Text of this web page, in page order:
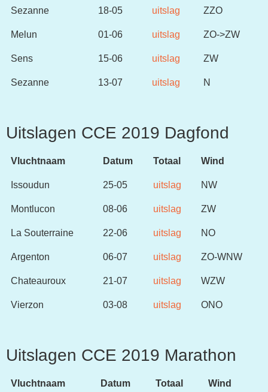
Sezanne 18-05 uitslag ZZO
Melun 01-06 uitslag ZO->ZW
Sens 15-06 uitslag ZW
Sezanne 13-07 uitslag N
Uitslagen CCE 2019 Dagfond
Vluchtnaam Datum Totaal Wind
Issoudun 25-05 uitslag NW
Montlucon 08-06 uitslag ZW
La Souterraine 22-06 uitslag NO
Argenton 06-07 uitslag ZO-WNW
Chateauroux 21-07 uitslag WZW
Vierzon 03-08 uitslag ONO
Uitslagen CCE 2019 Marathon
Vluchtnaam Datum Totaal Wind